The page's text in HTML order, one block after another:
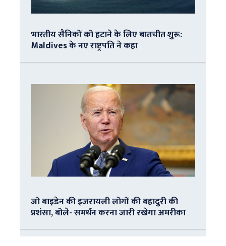
भारतीय सैनिकों को हटाने के लिए बातचीत शुरू:
Maldives के नए राष्ट्रपति ने कहा
जो बाइडेन की इजरायली लोगों की बहादुरी की
प्रशंसा, बोले- समर्थन करना जारी रखेगा अमरीका